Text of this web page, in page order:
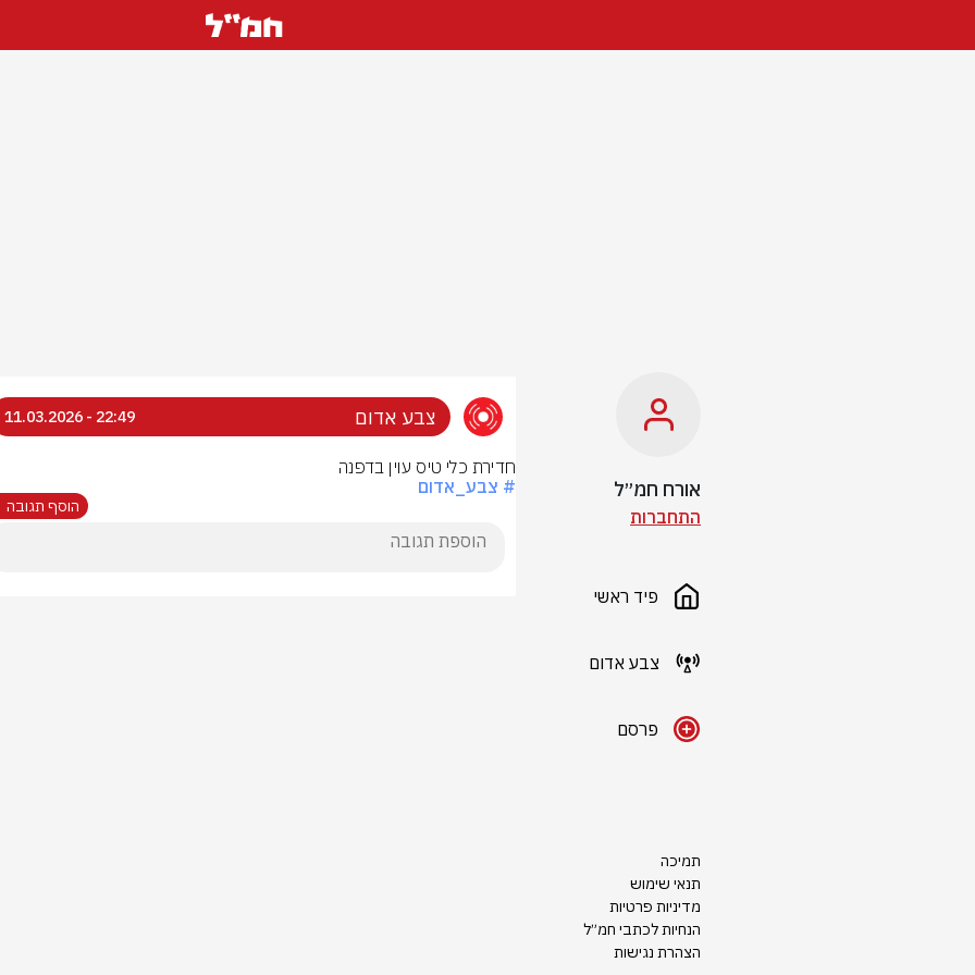
אורח חמ״ל
התחברות
פיד ראשי
צבע אדום
פרסם
תמיכה
תנאי שימוש
מדיניות פרטיות
הנחיות לכתבי חמ״ל
הצהרת נגישות
צבע אדום 22:49 - 11.03.2026
חדירת כלי טיס עוין בדפנה
# צבע_אדום
הוסף תגובה